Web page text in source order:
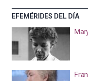
EFEMÉRIDES DEL DÍA